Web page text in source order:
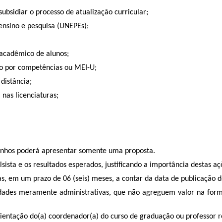
o processo de atualização curricular;
e pesquisa (UNEPEs);
de alunos;
por competências ou MEI-U;
licenciaturas;
poderá apresentar somente uma proposta.
e os resultados esperados, justificando a importância destas
em um prazo de 06 (seis) meses, a contar da data de publicação
meramente administrativas, que não agreguem valor na
do(a) coordenador(a) do curso de graduação ou professor